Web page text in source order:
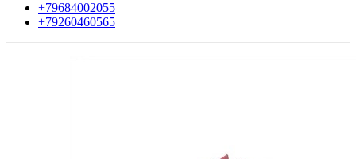
+79684002055
+79260460565